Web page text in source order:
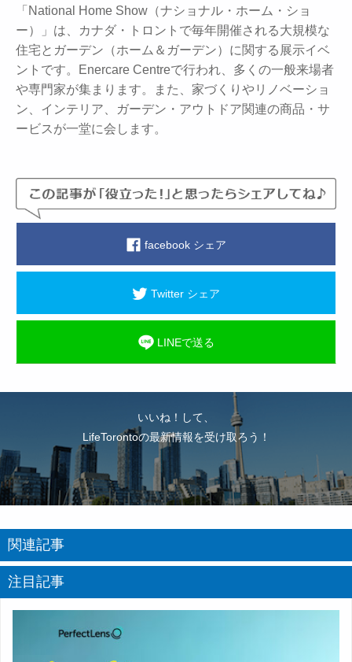
「National Home Show（ナショナル・ホーム・ショ
ー）」は、カナダ・トロントで毎年開催される大規模な
住宅とガーデン（ホーム＆ガーデン）に関する展示イベ
ントです。Enercare Centreで行われ、多くの一般来場者
や専門家が集まります。また、家づくりやリノベーショ
ン、インテリア、ガーデン・アウトドア関連の商品・サ
ービスが一堂に会します。
facebook シェア
Twitter シェア
LINEで送る
いいね！して、
LifeTorontoの最新情報を受け取ろう！
関連記事
注目記事